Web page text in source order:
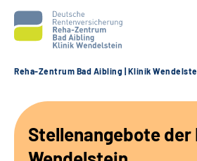
Unsere Angebote
Reha-Zentrum Bad Aibling | Klinik
Stellenangebote der